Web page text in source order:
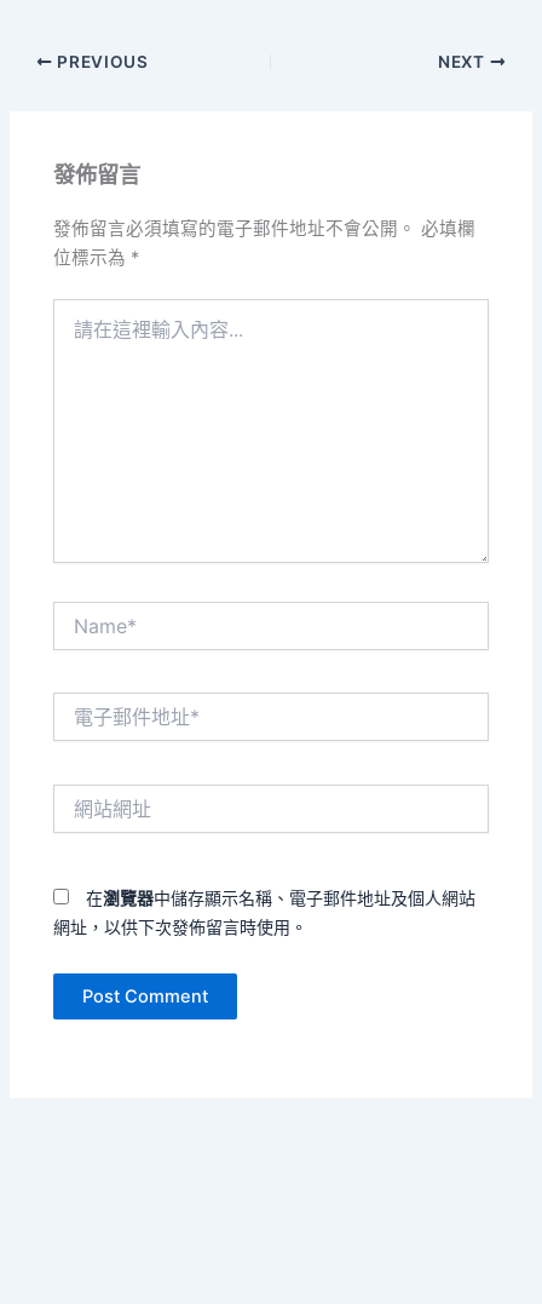
PREVIOUS NEXT
發佈留言
發佈留言必須填寫的電子郵件地址不會公開。 必填欄
位標示為 *
在瀏覽器中儲存顯示名稱、電子郵件地址及個人網站
網址，以供下次發佈留言時使用。